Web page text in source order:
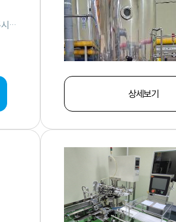
멸균, 살균, 저온 추출, 탈각, 채소가공식품, 육제품, 주시 및 음료, 수산식품, 기타
상세보기